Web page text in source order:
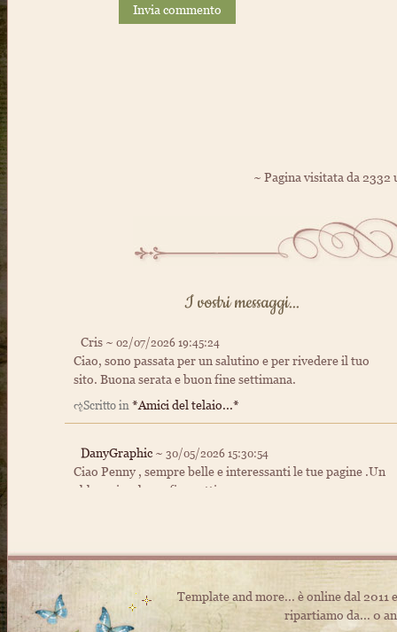
Invia commento
~ Pagina visitata da 2332
I vostri messaggi...
Cris ~ 02/07/2026 19:45:24
Ciao, sono passata per un salutino e per rivedere il tuo
sito. Buona serata e buon fine settimana.
ૡScritto in *Amici del telaio...*
DanyGraphic ~ 30/05/2026 15:30:54
Ciao Penny , sempre belle e interessanti le tue pagine .Un
abbraccio e buon fine settimana
Sabry ~26/05/2026 21:34:59
Sei unica ♥️
ૡScritto inInfo box
Template and more... è online dal 2011
ripartiamo da... 0